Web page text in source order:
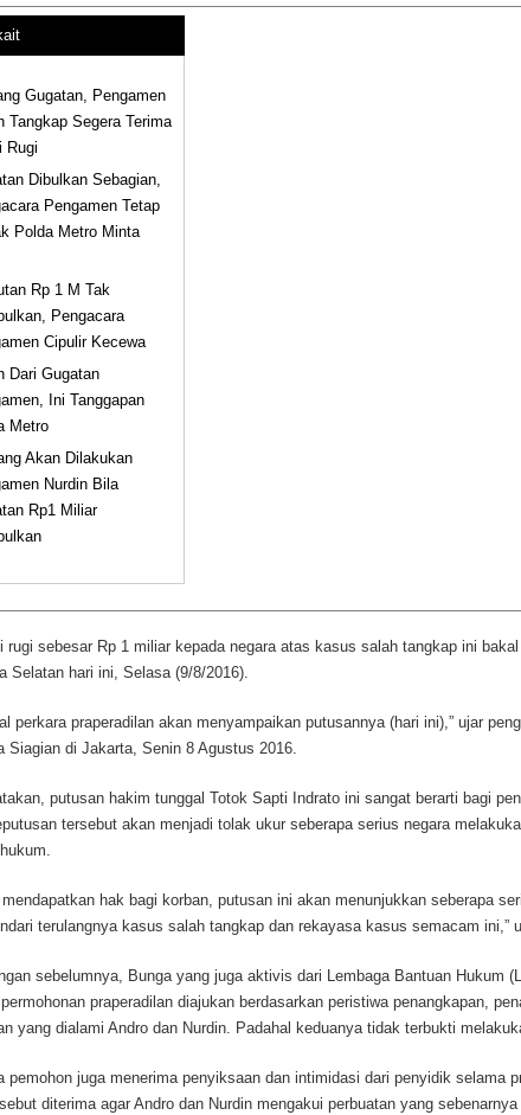
Gugatan, Pengamen
Tangkap Segera Terima
Rugi
Dibulkan Sebagian,
Pengamen Tetap
Polda Metro Minta
Rp 1 M Tak
Pengacara
Cipulir Kecewa
Dari Gugatan
Ini Tanggapan
Metro
Akan Dilakukan
Nurdin Bila
Rp1 Miliar
rugi sebesar Rp 1 miliar kepada negara atas kasus salah tangkap ini
Selatan hari ini, Selasa (9/‎8/2016).
perkara praperadilan akan menyampaikan putusannya (hari ini),” ‎ujar
Siagian di Jakarta, Senin 8 Agustus 2016.
putusan hakim tunggal Totok Sapti Indrato ini sangat berarti bagi
tersebut akan menjadi tolak ukur seberapa serius negara
hak bagi korban, putusan ini akan menunjukkan seberapa
terulangnya kasus salah tangkap dan rekayasa kasus semacam ini,”
sebelumnya, Bunga yang juga aktivis dari Lembaga Bantuan Hukum
praperadilan diajukan berdasarkan peristiwa penangkapan,
yang dialami Andro dan Nurdin. Padahal keduanya tidak terbukti
pemohon juga menerima penyiksaan dan intimidasi dari penyidik selama
diterima agar Andro dan Nurdin mengakui perbuatan yang